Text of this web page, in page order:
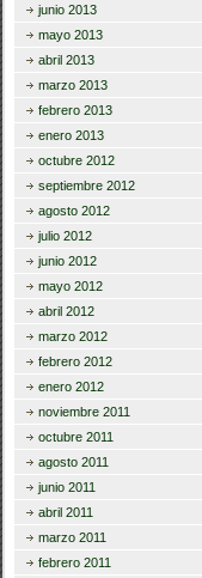
junio 2013
mayo 2013
abril 2013
marzo 2013
febrero 2013
enero 2013
octubre 2012
septiembre 2012
agosto 2012
julio 2012
junio 2012
mayo 2012
abril 2012
marzo 2012
febrero 2012
enero 2012
noviembre 2011
octubre 2011
agosto 2011
junio 2011
abril 2011
marzo 2011
febrero 2011